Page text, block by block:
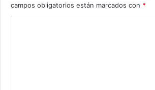
campos obligatorios están marcados con *